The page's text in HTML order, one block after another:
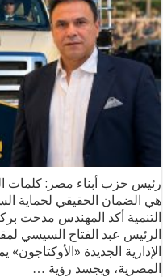
رئيس حزب أبناء مصر: كلمات
هي الضمان الحقيقي لحماية
التنمية أكد المهندس مدحت
الرئيس عبد الفتاح السيسي
الإدارية الجديدة
المصرية، ويجسد رؤية …